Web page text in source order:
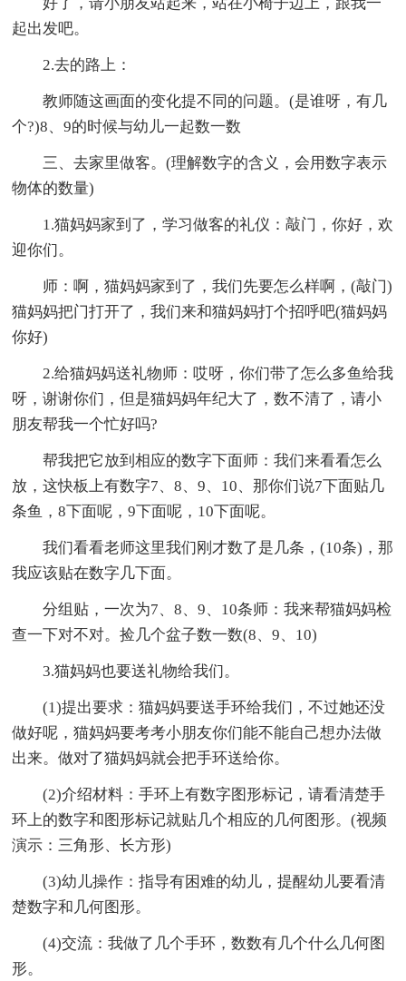
起出发吧。
2.去的路上：
教师随这画面的变化提不同的问题。(是谁呀，有几
个?)8、9的时候与幼儿一起数一数
三、去家里做客。(理解数字的含义，会用数字表示
物体的数量)
1.猫妈妈家到了，学习做客的礼仪：敲门，你好，欢
迎你们。
师：啊，猫妈妈家到了，我们先要怎么样啊，(敲门)
猫妈妈把门打开了，我们来和猫妈妈打个招呼吧(猫妈妈
你好)
2.给猫妈妈送礼物师：哎呀，你们带了怎么多鱼给我
呀，谢谢你们，但是猫妈妈年纪大了，数不清了，请小
朋友帮我一个忙好吗?
帮我把它放到相应的数字下面师：我们来看看怎么
放，这快板上有数字7、8、9、10、那你们说7下面贴几
条鱼，8下面呢，9下面呢，10下面呢。
我们看看老师这里我们刚才数了是几条，(10条)，那
我应该贴在数字几下面。
分组贴，一次为7、8、9、10条师：我来帮猫妈妈检
查一下对不对。捡几个盆子数一数(8、9、10)
3.猫妈妈也要送礼物给我们。
(1)提出要求：猫妈妈要送手环给我们，不过她还没
做好呢，猫妈妈要考考小朋友你们能不能自己想办法做
出来。做对了猫妈妈就会把手环送给你。
(2)介绍材料：手环上有数字图形标记，请看清楚手
环上的数字和图形标记就贴几个相应的几何图形。(视频
演示：三角形、长方形)
(3)幼儿操作：指导有困难的幼儿，提醒幼儿要看清
楚数字和几何图形。
(4)交流：我做了几个手环，数数有几个什么几何图
形。